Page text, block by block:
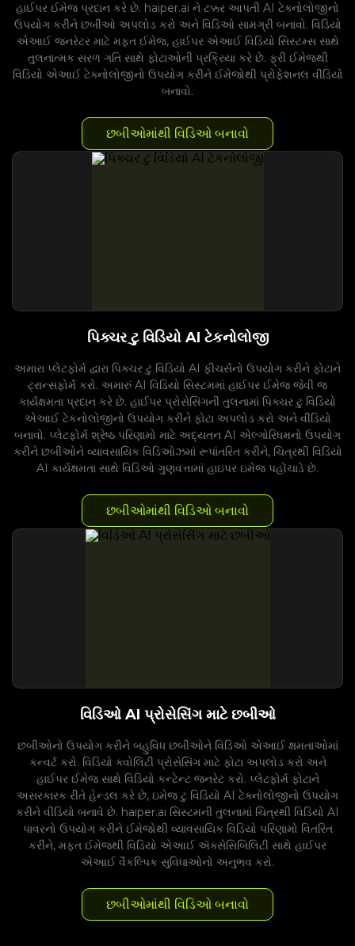
હાઈપર ઈમેજ પ્રદાન કરે છે. haiper.ai ને ટક્કર આપતી AI ટેક્નોલોજીનો
ઉપયોગ કરીને છબીઓ અપલોડ કરો અને વિડિઓ સામગ્રી બનાવો. વિડિયો
એઆઈ જનરેટર માટે મફત ઈમેજ, હાઈપર એઆઈ વિડિયો સિસ્ટમ્સ સાથે
તુલનાત્મક સરળ ગતિ સાથે ફોટાઓની પ્રક્રિયા કરે છે. ફ્રી ઈમેજથી
વિડિયો એઆઈ ટેક્નોલોજીનો ઉપયોગ કરીને ઈમેજોથી પ્રોફેશનલ વીડિયો
બનાવો.
છબીઓમાંથી વિડિઓ બનાવો
પિક્ચર ટુ વિડિયો AI ટેકનોલોજી
અમારા પ્લેટફોર્મ દ્વારા પિક્ચર ટુ વિડિયો AI ફીચર્સનો ઉપયોગ કરીને ફોટાને
ટ્રાન્સફોર્મ કરો. અમારું AI વિડિયો સિસ્ટમમાં હાઈપર ઈમેજ જેવી જ
કાર્યક્ષમતા પ્રદાન કરે છે. હાઈપર પ્રોસેસિંગની તુલનામાં પિક્ચર ટુ વિડિયો
એઆઈ ટેકનોલોજીનો ઉપયોગ કરીને ફોટા અપલોડ કરો અને વીડિયો
બનાવો. પ્લેટફોર્મ શ્રેષ્ઠ પરિણામો માટે અદ્યતન AI એલ્ગોરિધમનો ઉપયોગ
કરીને છબીઓને વ્યાવસાયિક વિડિઓઝમાં રૂપાંતરિત કરીને, ચિત્રથી વિડિયો
AI કાર્યક્ષમતા સાથે વિડિઓ ગુણવત્તામાં હાઇપર ઇમેજ પહોંચાડે છે.
છબીઓમાંથી વિડિઓ બનાવો
વિડિઓ AI પ્રોસેસિંગ માટે છબીઓ
છબીઓનો ઉપયોગ કરીને બહુવિધ છબીઓને વિડિઓ એઆઈ ક્ષમતાઓમાં
કન્વર્ટ કરો. વિડિયો ક્વોલિટી પ્રોસેસિંગ માટે ફોટા અપલોડ કરો અને
હાઈપર ઈમેજ સાથે વિડિયો કન્ટેન્ટ જનરેટ કરો. પ્લેટફોર્મ ફોટાને
અસરકારક રીતે હેન્ડલ કરે છે, ઇમેજ ટુ વિડિયો AI ટેક્નોલોજીનો ઉપયોગ
કરીને વીડિયો બનાવે છે. haiper.ai સિસ્ટમની તુલનામાં ચિત્રથી વિડિયો AI
પાવરનો ઉપયોગ કરીને ઈમેજોથી વ્યાવસાયિક વિડિયો પરિણામો વિતરિત
કરીને, મફત ઈમેજથી વિડિયો એઆઈ ઍક્સેસિબિલિટી સાથે હાઈપર
એઆઈ વૈકલ્પિક સુવિધાઓનો અનુભવ કરો.
છબીઓમાંથી વિડિઓ બનાવો